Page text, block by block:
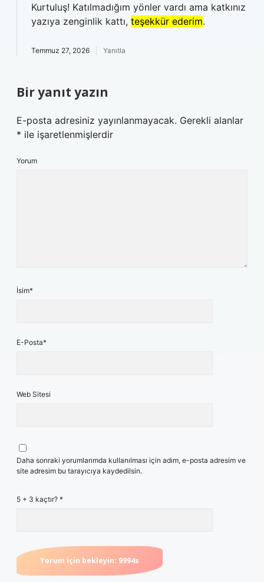
Kurtuluş! Katılmadığım yönler vardı ama katkınız
yazıya zenginlik kattı, teşekkür ederim.
Temmuz 27, 2026 Yanıtla
Bir yanıt yazın
E-posta adresiniz yayınlanmayacak. Gerekli alanlar
* ile işaretlenmişlerdir
Yorum
İsim*
E-Posta*
Web Sitesi
Daha sonraki yorumlarımda kullanılması için adım, e-posta adresim ve
site adresim bu tarayıcıya kaydedilsin.
5 + 3 kaçtır? *